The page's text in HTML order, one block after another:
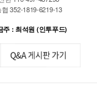
협 352-1819-6219-13
주 : 최석원 (인투푸드)